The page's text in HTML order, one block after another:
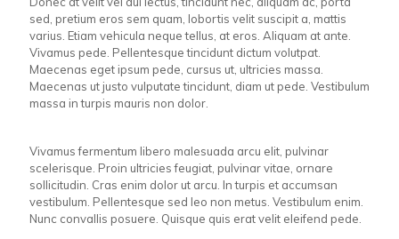
sed, pretium eros sem quam, lobortis velit suscipit a, mattis
varius. Etiam vehicula neque tellus, at eros. Aliquam at ante.
Vivamus pede. Pellentesque tincidunt dictum volutpat.
Maecenas eget ipsum pede, cursus ut, ultricies massa.
Maecenas ut justo vulputate tincidunt, diam ut pede. Vestibulum
massa in turpis mauris non dolor.
Vivamus fermentum libero malesuada arcu elit, pulvinar
scelerisque. Proin ultricies feugiat, pulvinar vitae, ornare
sollicitudin. Cras enim dolor ut arcu. In turpis et accumsan
vestibulum. Pellentesque sed leo non metus. Vestibulum enim.
Nunc convallis posuere. Quisque quis erat velit eleifend pede.